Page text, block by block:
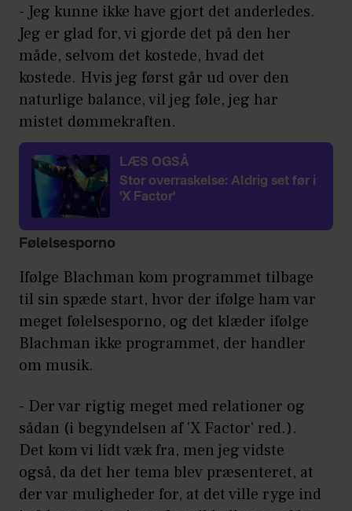
- Jeg kunne ikke have gjort det anderledes.
Jeg er glad for, vi gjorde det på den her
måde, selvom det kostede, hvad det
kostede. Hvis jeg først går ud over den
naturlige balance, vil jeg føle, jeg har
mistet dømmekraften.
LÆS OGSÅ
Stor overraskelse: Aldrig set før i
'X Factor'
Følelsesporno
Ifølge Blachman kom programmet tilbage
til sin spæde start, hvor der ifølge ham var
meget følelsesporno, og det klæder ifølge
Blachman ikke programmet, der handler
om musik.
- Der var rigtig meget med relationer og
sådan (i begyndelsen af 'X Factor' red.).
Det kom vi lidt væk fra, men jeg vidste
også, da det her tema blev præsenteret, at
der var muligheder for, at det ville ryge ind